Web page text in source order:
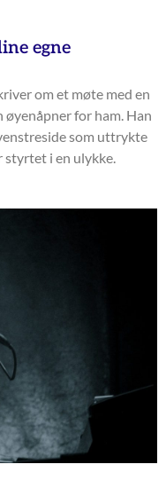
egne
om et møte med en
øyenåpner for ham. Han
som uttrykte
i en ulykke.